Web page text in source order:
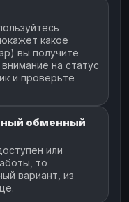
какое
вы получите
на статус
и проверьте
обменный
или
то
вариант, из